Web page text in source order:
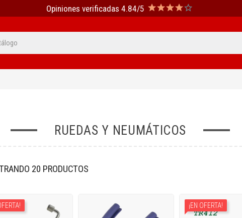
Opiniones verificadas 4.84/5
RUEDAS Y NEUMÁTICOS
20 PRODUCTOS
¡EN OFERTA!